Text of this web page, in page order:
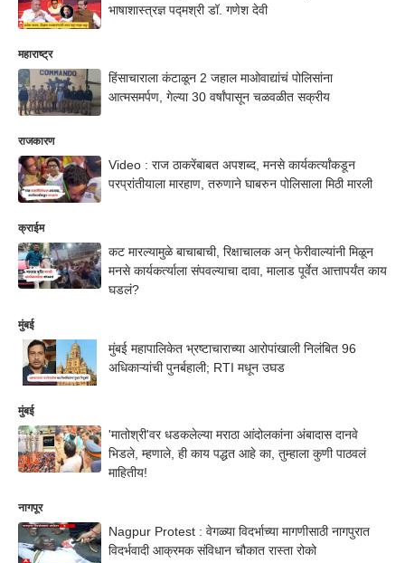
भाषाशास्त्रज्ञ पद्मश्री डॉ. गणेश देवी
महाराष्ट्र
हिंसाचाराला कंटाळून 2 जहाल माओवाद्यांचं पोलिसांना
आत्मसमर्पण, गेल्या 30 वर्षांपासून चळवळीत सक्रीय
राजकारण
Video : राज ठाकरेंबाबत अपशब्द, मनसे कार्यकर्त्यांकडून
परप्रांतीयाला मारहाण, तरुणाने घाबरुन पोलिसाला मिठी मारली
क्राईम
कट मारल्यामुळे बाचाबाची, रिक्षाचालक अन् फेरीवाल्यांनी मिळून
मनसे कार्यकर्त्याला संपवल्याचा दावा, मालाड पूर्वेत आत्तापर्यंत काय
घडलं?
मुंबई
मुंबई महापालिकेत भ्रष्टाचाराच्या आरोपांखाली निलंबित 96
अधिकाऱ्यांची पुनर्बहाली; RTI मधून उघड
मुंबई
'मातोश्री'वर धडकलेल्या मराठा आंदोलकांना अंबादास दानवे
भिडले, म्हणाले, ही काय पद्धत आहे का, तुम्हाला कुणी पाठवलं
माहितीय!
नागपूर
Nagpur Protest : वेगळ्या विदर्भाच्या मागणीसाठी नागपुरात
विदर्भवादी आक्रमक संविधान चौकात रास्ता रोको